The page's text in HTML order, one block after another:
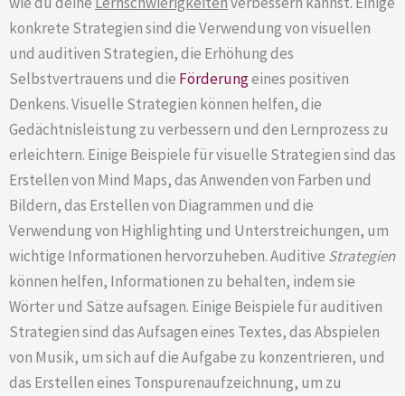
konkrete Strategien sind die Verwendung von visuellen
und auditiven Strategien, die Erhöhung des
Selbstvertrauens und die Förderungeines positiven
Denkens. Visuelle Strategien können helfen, die
Gedächtnisleistung zu verbessern und den Lernprozess zu
erleichtern. Einige Beispiele für visuelle Strategien sind das
Erstellen von Mind Maps, das Anwenden von Farben und
Bildern, das Erstellen von Diagrammen und die
Verwendung von Highlighting und Unterstreichungen, um
wichtige Informationen hervorzuheben. Auditive Strategien
können helfen, Informationen zu behalten, indem sie
Wörter und Sätze aufsagen. Einige Beispiele für auditiven
Strategien sind das Aufsagen eines Textes, das Abspielen
von Musik, um sich auf die Aufgabe zu konzentrieren, und
das Erstellen eines Tonspurenaufzeichnung, um zu